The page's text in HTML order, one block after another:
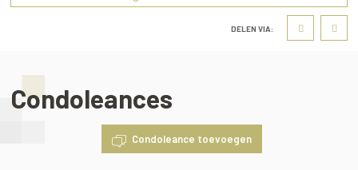
DELEN VIA:
Condoleances
Condoleance toevoegen